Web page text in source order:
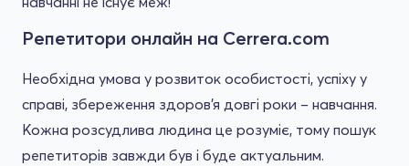
Репетитори онлайн на Cerrera.com
Необхідна умова у розвиток особистості, успіху у
справі, збереження здоров'я довгі роки – навчання.
Кожна розсудлива людина це розуміє, тому пошук
репетиторів завжди був і буде актуальним.